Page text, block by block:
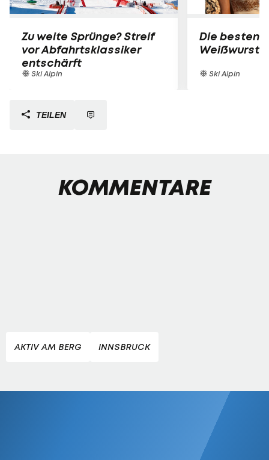
Zu weite Sprünge? Streif
vor Abfahrtsklassiker
entschärft
Ski Alpin
Die besten
Weißwurst-
Ski Alpin
TEILEN
KOMMENTARE
AKTIV AM BERG INNSBRUCK